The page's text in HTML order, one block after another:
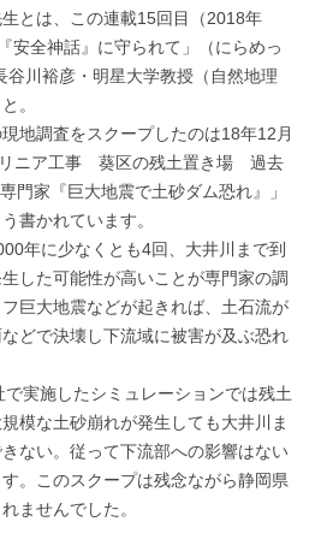
とは、この連載15回目（2018年
安全神話』に守られて」（にらめっ
谷川裕彦・明星大学教授（自然地理
。
地調査をスクープしたのは18年12月
ニア工事 葵区の残土置き場 過去
家『巨大地震で土砂ダム恐れ』」
書かれています。
年に少なくとも4回、大井川まで到
した可能性が高いことが専門家の調
巨大地震などが起きれば、土石流が
どで決壊し下流域に被害が及ぶ恐れ
実施したシミュレーションでは残土
模な土砂崩れが発生しても大井川ま
ない。従って下流部への影響はない
。このスクープは残念ながら静岡県
ませんでした。